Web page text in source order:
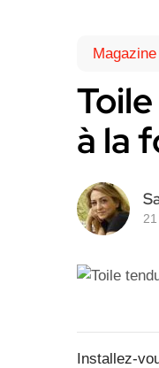
à la
Installez-